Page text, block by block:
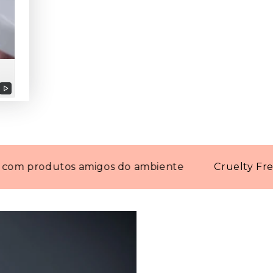
Reproduzir
amigos do ambiente Cruelty Free